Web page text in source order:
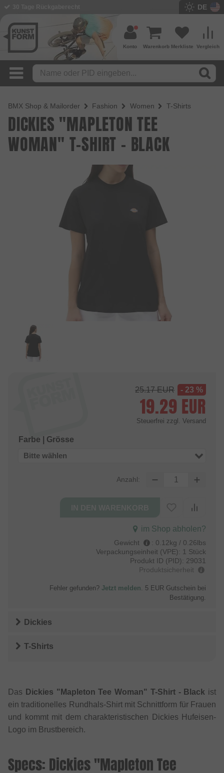
DE
Vergleich
Merkliste
Warenkorb
Konto
BMX Shop & Mailorder Fashion Women T-Shirts
DICKIES "MAPLETON TEE
WOMAN" T-SHIRT - BLACK
25.17EUR - 23 %
19.29 EUR
Steuerfrei zzgl. Versand
Farbe | Grösse
Bitte wählen
Anzahl:
im Shop abholen?
Gewicht : 0.12kg / 0.26lbs
Verpackungseinheit (VPE): 1 Stück
Produkt ID (PID): 29031
Produktsicherheit
Fehler gefunden? Jetzt melden . 5 EUR Gutschein bei
Bestätigung.
Dickies
T-Shirts
Das Dickies "Mapleton Tee Woman" T-Shirt - Black ist
ein traditionelles Rundhals-Shirt mit Schnittform für Frauen
und kommt mit dem charakteristischen Dickies Hufeisen-
Logo im Brustbereich.
Specs: Dickies "Mapleton Tee